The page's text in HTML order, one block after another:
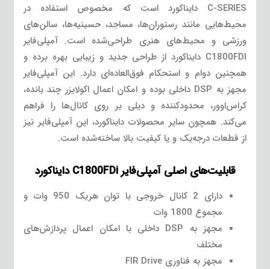
C-SERIES دایناکورد است که مخصوص استفاده در
محیط‌هایی مانند رستوران‌ها، مساجد، حسینیه‌ها، سالن‌های
ورزشی و محیط‌های هنری طراحی‌شده است. آمپلی‌فایر
C1800FDI دایناکورد از طراحی جدید و زیبایی بهره برده و
همچنین دوام و استحکام فوق‌العاده‌ای دارد. این آمپلی‌فایر
مجهز به DSP داخلی بوده و امکان اعمال اکولایزر چند بانده،
کراس‌اوور، محدودکننده و دیلی بر روی کانال‌ها را فراهم
می‌کند. همچون سایر محصولات دایناکورد، این آمپلی‌فایر نیز
از قطعات درجه‌یک و یا کیفیت بالا ساخته‌شده است.
قابلیت‌های اصلی آمپلی‌فایر C1800FDi دایناکورد
دارای 2 کانال خروجی با توان هریک 950 وات و
مجموع 1800 وات
مجهز به DSP داخلی با امکان اعمال پردازش‌های
مختلف
مجهز به فناوری FIR Drive